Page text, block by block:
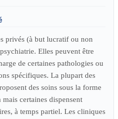
privés (à but lucratif ou non
Elles peuvent être
de certaines pathologies ou
spécifiques. La plupart des
des soins sous la forme
certaines dispensent
à temps partiel. Les cliniques